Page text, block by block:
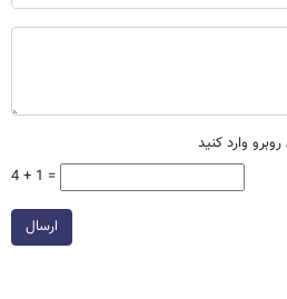
وارد کنید
4 + 1 =
ارسال